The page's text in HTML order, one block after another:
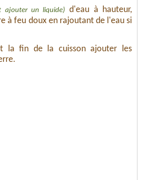
ajouter un liquide) d'eau à hauteur,
à feu doux en rajoutant de l'eau si
la fin de la cuisson ajouter les